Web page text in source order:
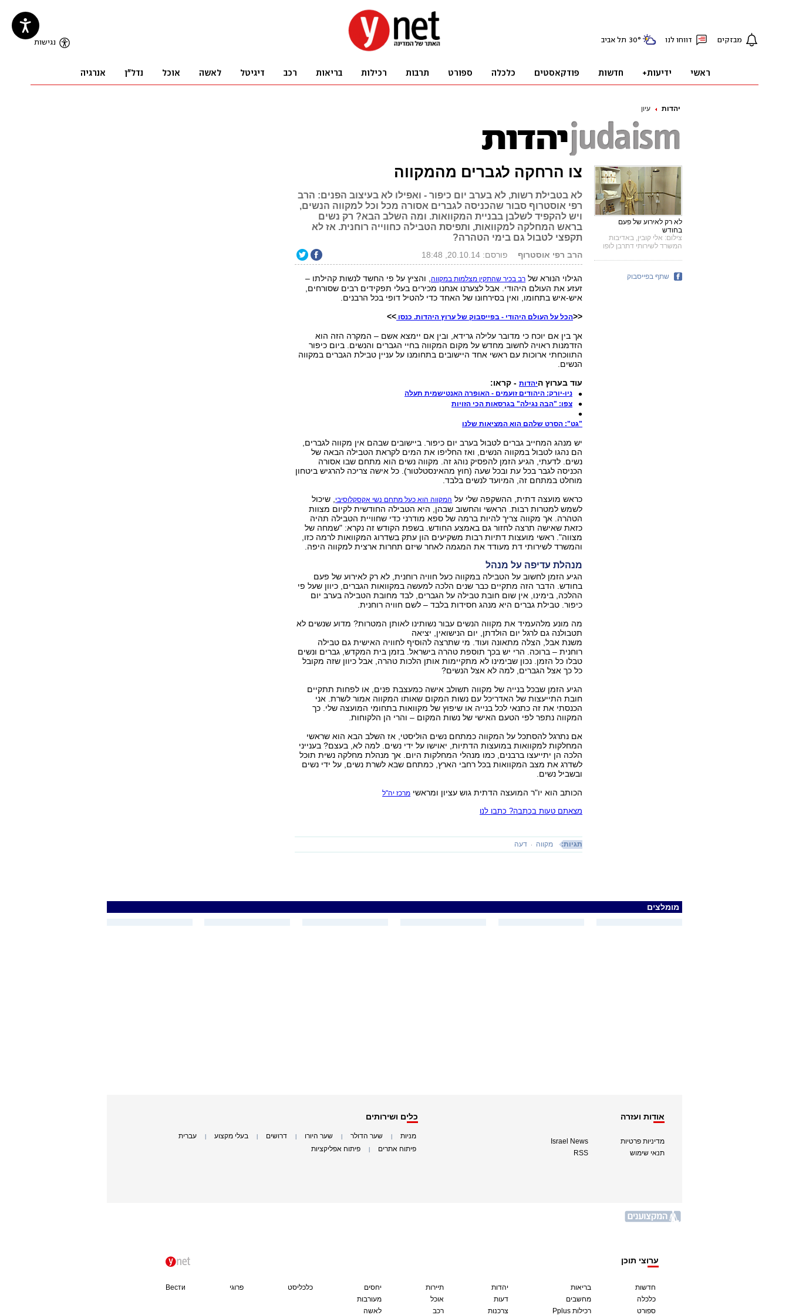
יהדות עיון
צו הרחקה לגברים מהמקווה
לא בטבילת רשות, לא בערב יום כיפור - ואפילו לא בעיצוב הפנים: הרב
רפי אוסטרוף סבור שהכניסה לגברים אסורה מכל וכל למקווה הנשים,
ויש להקפיד לשלבן בבניית המקוואות. ומה השלב הבא? רק נשים
בראש המחלקה למקוואות, ותפיסת הטבילה כחווייה רוחנית. אז לא
תקפצי לטבול גם בימי הטהרה?
הרב רפי אוסטרוף פורסם: 20.10.14, 18:48
הגילוי הנורא של רב בכיר שהתקין מצלמות במקווה, והציץ על פי החשד לנשות קהילתו –
זעזע את העולם היהודי. אבל לצערנו אנחנו מכירים בעלי תפקידים רבים שסורחים,
איש-איש בתחומו, ואין בסירחונו של האחד כדי להטיל דופי בכל הרבנים.
<<הכל על העולם היהודי - בפייסבוק של ערוץ היהדות. כנסו >>
אך בין אם יוכח כי מדובר עלילה גרידא, ובין אם יימצא אשם – המקרה הזה הוא
הזדמנות ראויה לחשוב מחדש על מקום המקווה בחיי הגברים והנשים. ביום כיפור
התווכחתי ארוכות עם ראשי אחד היישובים בתחומנו על עניין טבילת הגברים במקווה
הנשים.
עוד בערוץ היהדות- קראו:
ניו-יורק: היהודים זועמים - האופרה האנטישמית תעלה
צפו: "הבה נגילה" בגרסאות הכי הזויות
"גט": הסרט שלהם הוא המציאות שלנו
יש מנהג המחייב גברים לטבול בערב יום כיפור. ביישובים שבהם אין מקווה לגברים,
הם נהגו לטבול במקווה הנשים, ואז החליפו את המים לקראת הטבילה הבאה של
נשים. לדעתי, הגיע הזמן להפסיק נוהג זה. מקווה נשים הוא מתחם שבו אסורה
הכניסה לגבר בכל עת ובכל שעה (חוץ מהאינסטלטור). כל אישה צריכה להרגיש ביטחון
מוחלט במתחם זה, המיועד לנשים בלבד.
כראש מועצה דתית, ההשקפה שלי על המקווה הוא כעל מתחם נשי אקסקלוסיבי, שיכול
לשמש למטרות רבות. הראשי והחשוב שבהן, היא הטבילה החודשית לקיום מצוות
הטהרה. אך מקווה צריך להיות ברמה של ספא מודרני כדי שחוויית הטבילה תהיה
כזאת שאישה תרצה לחזור גם באמצע החודש. בשפת הקודש זה נקרא: "שמחה של
מצווה". ראשי מועצות דתיות רבות משקיעים הון עתק בשדרוג המקוואות לרמה כזו,
והמשרד לשירותי דת מעודד את המגמה לאחר שיזם תחרות ארצית למקווה היפה.
מנהלת עדיפה על מנהל
הגיע הזמן לחשוב על הטבילה במקווה כעל חוויה רוחנית, לא רק לאירוע של פעם
בחודש. הדבר הזה מתקיים כבר שנים הלכה למעשה במקוואות הגברים, כיוון שעל פי
ההלכה, בימינו, אין שום חובת טבילה על הגברים, לבד מחובת הטבילה בערב יום
כיפור. טבילת גברים היא מנהג חסידות בלבד – לשם חוויה רוחנית.
מה מונע מלהעמיד את מקווה הנשים עבור נשותינו לאותן המטרות? מדוע שנשים לא
תטבולנה גם לרגל יום הולדתן, יום הנישואין, יציאה
משנת אבל, הצלה מתאונה ועוד. מי שתרצה להוסיף לחוויה האישית גם טבילה
רוחנית – ברוכה. הרי יש בכך תוספת טהרה בישראל. בזמן בית המקדש, גברים ונשים
טבלו כל הזמן. נכון שבימינו לא מתקיימות אותן הלכות טהרה, אבל כיוון שזה מקובל
כל כך אצל הגברים, למה לא אצל הנשים?
הגיע הזמן שבכל בנייה של מקווה תשולב אישה כמעצבת פנים, או לפחות תתקיים
חובת התייעצות של האדריכל עם נשות המקום שאותו המקווה אמור לשרת. אני
הכנסתי את זה כתנאי לכל בנייה או שיפוץ של מקוואות בתחומי המועצה שלי. כך
המקווה נתפר לפי הטעם האישי של נשות המקום – והרי הן הלקוחות.
אם נתרגל להסתכל על המקווה כמתחם נשים הוליסטי, אז השלב הבא הוא שראשי
המחלקות למקוואות במועצות הדתיות, יאוישו על ידי נשים. למה לא, בעצם? בענייני
הלכה הן יתייעצו ברבנים, כמו מנהלי המחלקות היום. אך מנהלת מחלקה נשית תוכל
לשדרג את מצב המקוואות בכל רחבי הארץ, כמתחם שבא לשרת נשים, על ידי נשים
ובשביל נשים.
הכותב הוא יו"ר המועצה הדתית גוש עציון ומראשי מרכז יה"ל
מצאתם טעות בכתבה? כתבו לנו
תגיות: מקווה דעה
לא רק לאירוע של פעם
בחודש
צילום: אלי קובין, באדיבות
המשרד לשירותי דתרבן לופו
שתף בפייסבוק
מומלצים
אודות ועזרה
מדיניות פרטיות
תנאי שימוש
Israel News
RSS
כלים ושירותים
מניות שער הדולר שער היורו דרושים בעלי מקצוע עברית
פיתוח אתרים פיתוח אפליקציות
ערוצי תוכן
חדשות
כלכלה
ספורט
בריאות
מחשבים
Pplus רכילות
יהדות
דעות
צרכנות
תיירות
אוכל
רכב
יחסים
מעורבות
לאשה
כלכליסט פרוגי Вести